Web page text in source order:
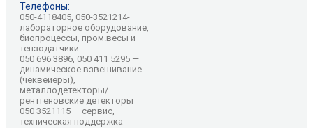
Телефоны:
050-4118405, 050-3521214-
лабораторное оборудование,
биопроцессы, пром.весы и
тензодатчики
050 696 3896, 050 411 5295 —
динамическое взвешивание
(чеквейеры),
металлодетекторы/
рентгеновские детекторы
050 3521115 — сервис,
техническая поддержка